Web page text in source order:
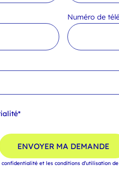
Numéro de
ENVOYER MA DEMANDE
confidentialité et les conditions d’utilisation